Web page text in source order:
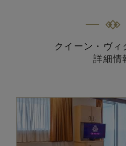
クイーン・ヴィ
詳細情